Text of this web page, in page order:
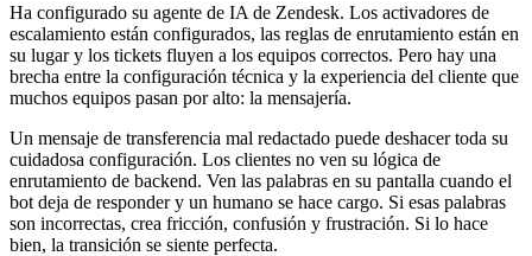
Ha configurado su agente de IA de Zendesk. Los activadores de
escalamiento están configurados, las reglas de enrutamiento están en
su lugar y los tickets fluyen a los equipos correctos. Pero hay una
brecha entre la configuración técnica y la experiencia del cliente que
muchos equipos pasan por alto: la mensajería.
Un mensaje de transferencia mal redactado puede deshacer toda su
cuidadosa configuración. Los clientes no ven su lógica de
enrutamiento de backend. Ven las palabras en su pantalla cuando el
bot deja de responder y un humano se hace cargo. Si esas palabras
son incorrectas, crea fricción, confusión y frustración. Si lo hace
bien, la transición se siente perfecta.